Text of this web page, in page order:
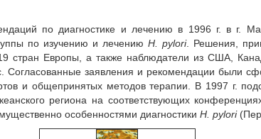
по диагностике и лечению в 1996 г. в г.
по изучению и лечениюH. рylori. Решения,
19 стран Европы, а также наблюдатели из США,
Согласованные заявления и рекомендации были
и общепринятых методов терапии. В 1997 г.
региона на соответствующих
особенностями диагностики H. рylori